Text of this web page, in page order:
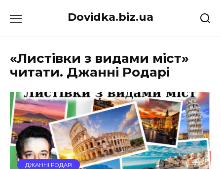
до
Dovidka.biz.ua
«Листівки з видами міст»
читати. Джанні Родарі
ДЖАННІ РОДАРІ